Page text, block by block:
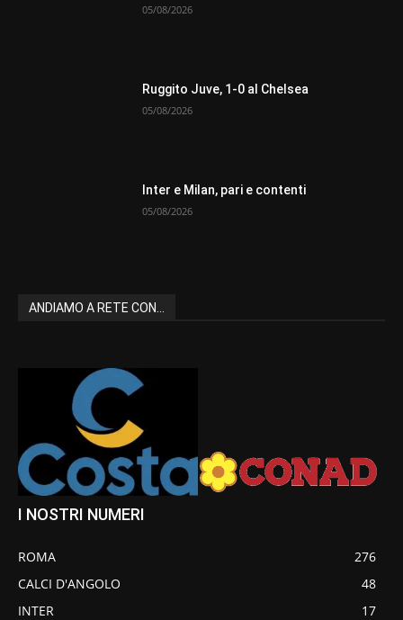
05/08/2026
Ruggito Juve, 1-0 al Chelsea
05/08/2026
Inter e Milan, pari e contenti
05/08/2026
ANDIAMO A RETE CON...
I NOSTRI NUMERI
ROMA
276
CALCI D'ANGOLO
48
INTER
17